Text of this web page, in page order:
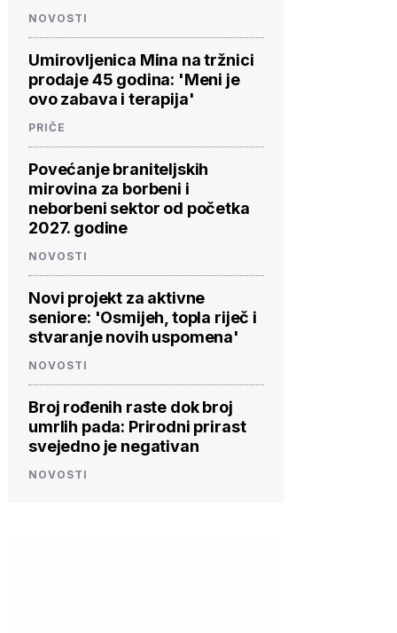
NOVOSTI
Umirovljenica Mina na tržnici
prodaje 45 godina: 'Meni je
ovo zabava i terapija'
PRIČE
Povećanje braniteljskih
mirovina za borbeni i
neborbeni sektor od početka
2027. godine
NOVOSTI
Novi projekt za aktivne
seniore: 'Osmijeh, topla riječ i
stvaranje novih uspomena'
NOVOSTI
Broj rođenih raste dok broj
umrlih pada: Prirodni prirast
svejedno je negativan
NOVOSTI